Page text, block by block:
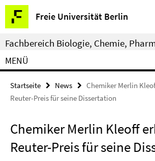
Springe
direkt
zu
Inhalt
Freie Universität Berlin
Service-
Navigation
Fachbereich Biologie, Chemie,
MENÜ
Startseite News
Chemiker Merlin
Reuter-Preis für seine Dissertation
Chemiker Merlin Kleoff
Reuter-Preis für seine